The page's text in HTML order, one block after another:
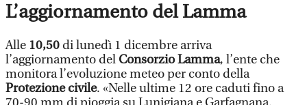
L’aggiornamento del Lamma
Alle 10,50 di lunedì 1 dicembre arriva
l’aggiornamento del ConsorzioLamma, l’ente che
monitora l’evoluzione meteo per conto della
Protezione civile. «Nelle ultime 12 ore caduti fino a